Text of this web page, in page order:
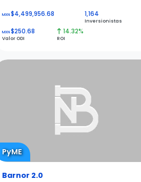
MXN$4,499,956.68 1,164
Inversionistas
MXN$250.68
Valor ODI
14.32%
ROI
PyME
Barnor 2.0